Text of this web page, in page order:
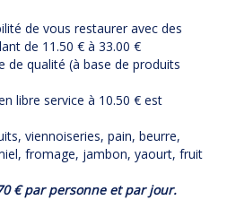
de vous restaurer avec des
de 11.50 € à 33.00 €
de qualité (à base de produits
libre service à 10.50 € est
viennoiseries, pain, beurre,
fromage, jambon, yaourt, fruit
€ par personne et par jour.